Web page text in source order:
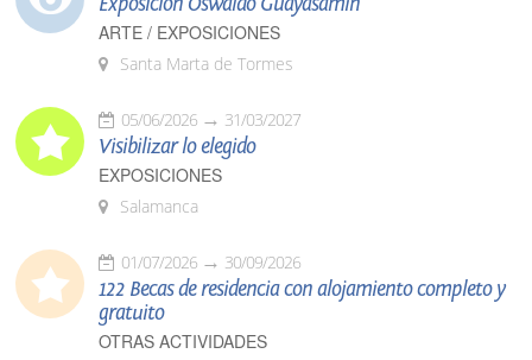
ARTE / EXPOSICIONES
Santa Marta de Tormes
05/06/2026 31/03/2027
Visibilizar lo elegido
EXPOSICIONES
Salamanca
01/07/2026 30/09/2026
122 Becas de residencia con alojamiento completo y
gratuito
OTRAS ACTIVIDADES